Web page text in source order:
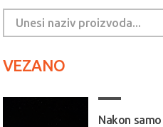
VEZANO
Nakon